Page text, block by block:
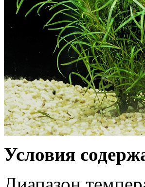
Условия